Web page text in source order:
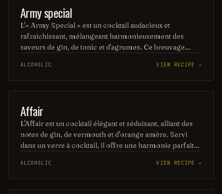
Army special
L'« Army Special » est un cocktail audacieux et
rafraîchissant, mélangeant harmonieusement des
saveurs de gin, de tonic et d'agrumes. Ce breuvage
son goût à la fois robuste et subtil qui évoque l'esprit
d'aventure. Un choix idéal pour ceux qui cherchent à se
démarquer avec un cocktail unique.
ALCOHOLIC VIEW RECIPE →
Affair
L'Affair est un cocktail élégant et séduisant, alliant des
notes de gin, de vermouth et d'orange amère. Servi
dans un verre à cocktail, il offre une harmonie parfaite
romantique ou une occasion spéciale. Sa présentation
raffinée et son goût délicat en font un incontournable
des bars à cocktails.
ALCOHOLIC VIEW RECIPE →